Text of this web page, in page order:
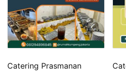
Catering Prasmanan